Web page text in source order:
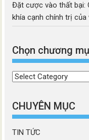
Đặt cược vào thất bại:
khía cạnh chính trị của
Chọn chương
Chọn
mục
CHUYÊN MỤC
TIN TỨC